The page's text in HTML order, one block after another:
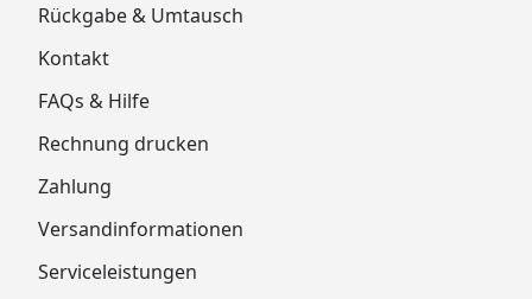
Rückgabe & Umtausch
Kontakt
FAQs & Hilfe
Rechnung drucken
Zahlung
Versandinformationen
Serviceleistungen